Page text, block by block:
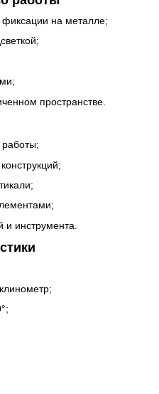
фиксации на металле;
пространстве.
и инструмента.